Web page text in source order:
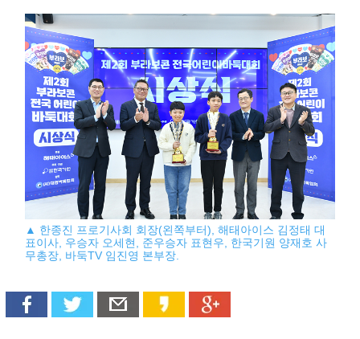
▲ 한종진 프로기사회 회장(왼쪽부터), 해태아이스 김정태 대
표이사, 우승자 오세현, 준우승자 표현우, 한국기원 양재호 사
무총장, 바둑TV 임진영 본부장.